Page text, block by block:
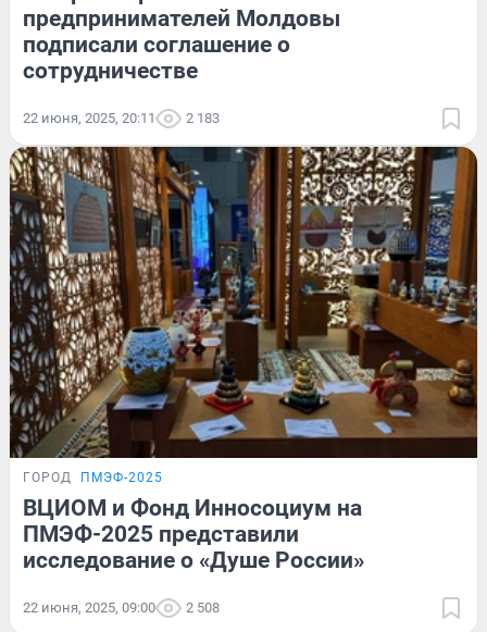
предпринимателей Молдовы
подписали соглашение о
сотрудничестве
22 июня, 2025, 20:11 2 183
ГОРОД ПМЭФ-2025
ВЦИОМ и Фонд Инносоциум на
ПМЭФ-2025 представили
исследование о «Душе России»
22 июня, 2025, 09:00 2 508